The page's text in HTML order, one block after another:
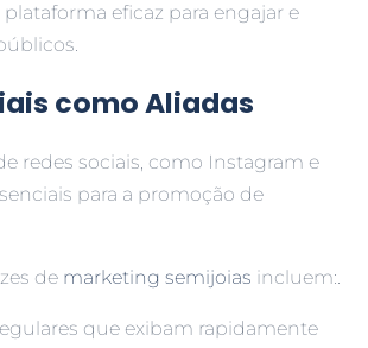
eficaz para engajar e
como Aliadas
redes sociais, como Instagram e
para a promoção de
de marketing semijoias incluem:.
que exibam rapidamente